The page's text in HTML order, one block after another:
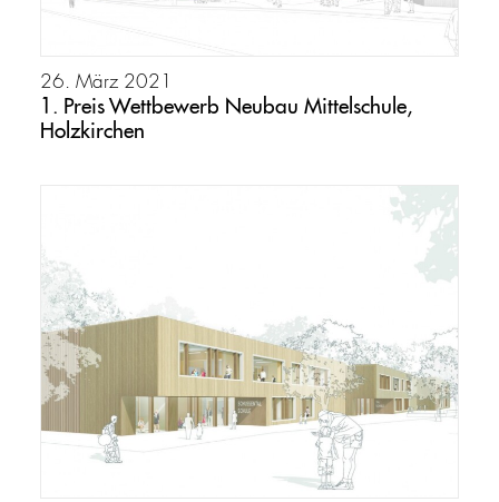
26. März 2021
1. Preis Wettbewerb Neubau Mittelschule,
Holzkirchen